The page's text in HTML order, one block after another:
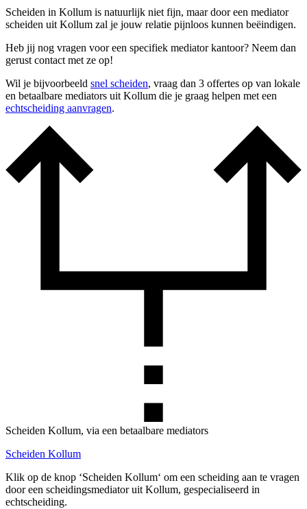
Scheiden in Kollum is natuurlijk niet fijn, maar door een mediator
scheiden uit Kollum zal je jouw relatie pijnloos kunnen beëindigen.
Heb jij nog vragen voor een specifiek mediator kantoor? Neem dan
gerust contact met ze op!
Wil je bijvoorbeeld snel scheiden, vraag dan 3 offertes op van lokale
en betaalbare mediators uit Kollum die je graag helpen met een
echtscheiding aanvragen.
Scheiden Kollum, via een betaalbare mediators
Scheiden Kollum
Klik op de knop ‘Scheiden Kollum‘ om een scheiding aan te vragen
door een scheidingsmediator uit Kollum, gespecialiseerd in
echtscheiding.